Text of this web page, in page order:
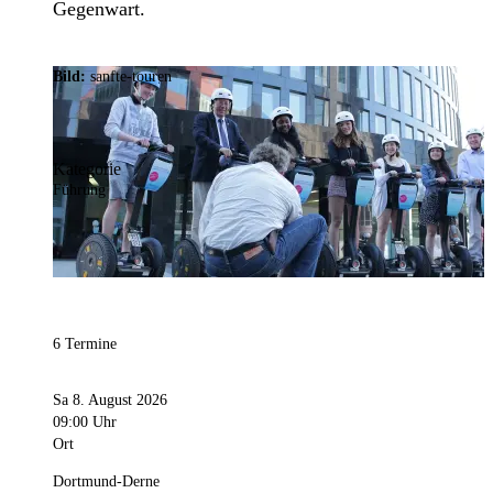
Gegenwart.
Bild: sanfte-touren
Kategorie
Führung
6 Termine
Sa 8. August 2026
09:00 Uhr
Ort
Dortmund-Derne